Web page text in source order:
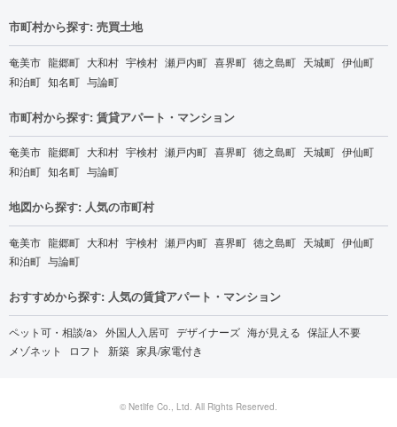
市町村から探す: 売買土地
奄美市 龍郷町 大和村 宇検村 瀬戸内町 喜界町 徳之島町 天城町 伊仙町
和泊町 知名町 与論町
市町村から探す: 賃貸アパート・マンション
奄美市 龍郷町 大和村 宇検村 瀬戸内町 喜界町 徳之島町 天城町 伊仙町
和泊町 知名町 与論町
地図から探す: 人気の市町村
奄美市 龍郷町 大和村 宇検村 瀬戸内町 喜界町 徳之島町 天城町 伊仙町
和泊町 与論町
おすすめから探す: 人気の賃貸アパート・マンション
ペット可・相談/a> 外国人入居可 デザイナーズ 海が見える 保証人不要
メゾネット
ロフト 新築 家具/家電付き
© Netlife Co., Ltd. All Rights Reserved.